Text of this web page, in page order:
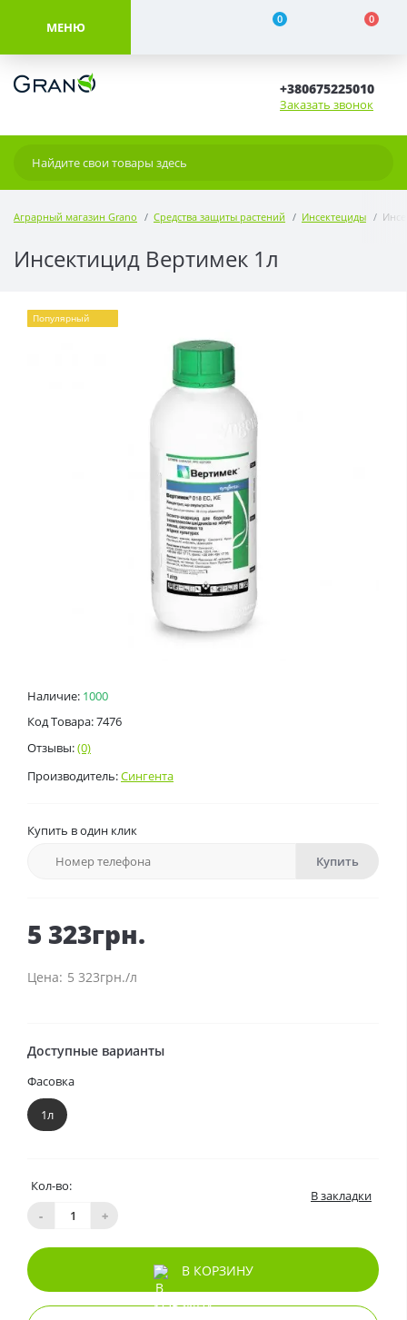
МЕНЮ 0 0
+380675225010
Заказать звонок
Аграрный магазин Grano Средства защиты растений Инсектециды
Инсектицид Вертимек 1л
Наличие: 1000
Код Товара: 7476
Отзывы:(0)
Производитель:Сингента
Популярный
Купить в один клик
Купить
5 323грн.
5 323грн./л
Доступные варианты
Фасовка
1л
Кол-во:
-
+
В закладки
В КОРЗИНУ